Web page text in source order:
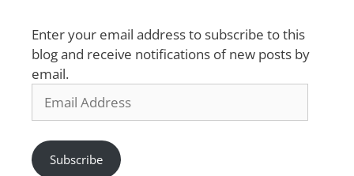
Enter your email address to subscribe to this
blog and receive notifications of new posts by
email.
Address
Subscribe